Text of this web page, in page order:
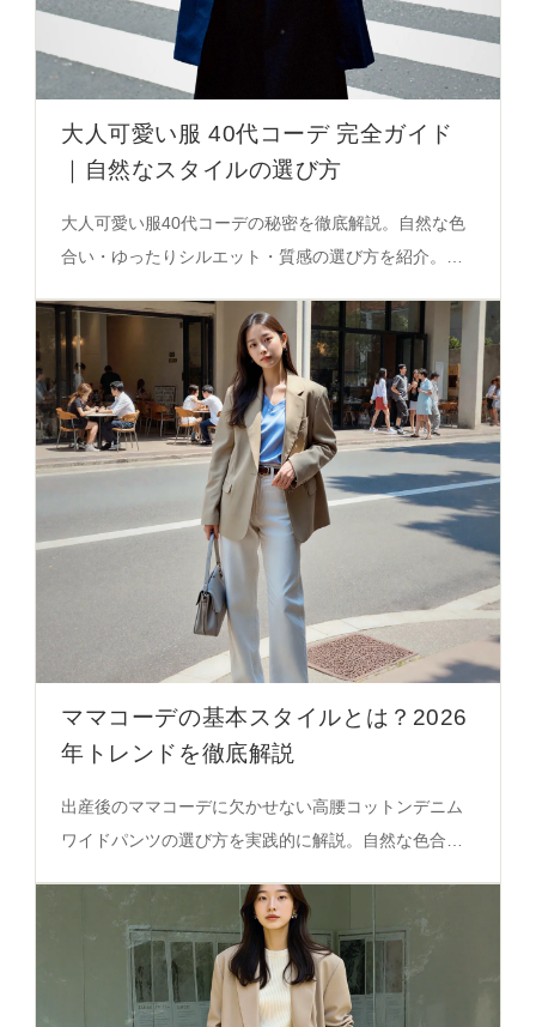
大人可愛い服 40代コーデ 完全ガイド
｜自然なスタイルの選び方
大人可愛い服40代コーデの秘密を徹底解説。自然な色
合い・ゆったりシルエット・質感の選び方を紹介。韓
ママコーデの基本スタイルとは？2026
年トレンドを徹底解説
出産後のママコーデに欠かせない高腰コットンデニム
ワイドパンツの選び方を実践的に解説。自然な色合い